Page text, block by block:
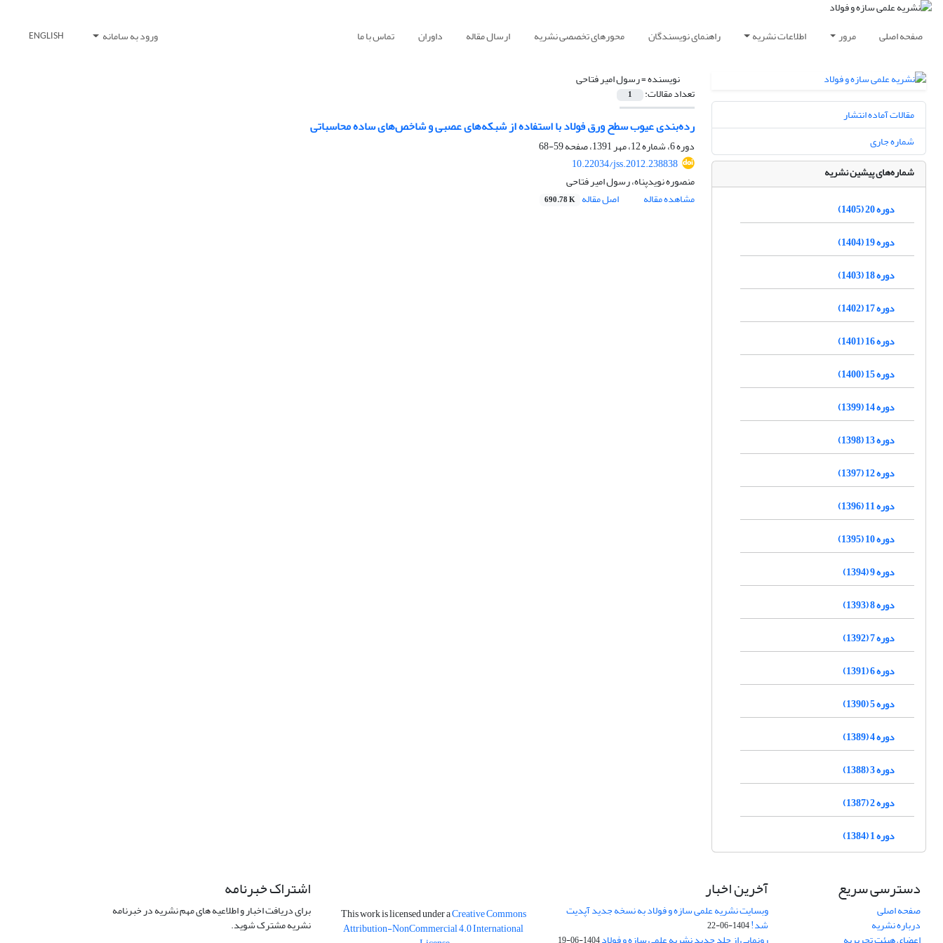
صفحه اصلی مرور اطلاعات نشریه راهنمای نویسندگان محورهای تخصصی نشریه ارسال مقاله داوران تماس با ما ورود به سامانه ENGLISH
نویسنده =رسول امیر فتاحی
تعداد مقالات: 1
رده‌بندی عیوب سطح ورق فولاد با استفاده از شبکه‌های عصبی و شاخص‌های ساده محاسباتی
دوره 6، شماره 12، مهر 1391، صفحه
59-68
10.22034/jss.2012.238838
منصوره نویدپناه، رسول امیر فتاحی
مشاهده مقاله
اصل مقاله 690.78 K
مقالات آماده انتشار
شماره جاری
شماره‌های پیشین نشریه
دوره 20 (1405)
دوره 19 (1404)
دوره 18 (1403)
دوره 17 (1402)
دوره 16 (1401)
دوره 15 (1400)
دوره 14 (1399)
دوره 13 (1398)
دوره 12 (1397)
دوره 11 (1396)
دوره 10 (1395)
دوره 9 (1394)
دوره 8 (1393)
دوره 7 (1392)
دوره 6 (1391)
دوره 5 (1390)
دوره 4 (1389)
دوره 3 (1388)
دوره 2 (1387)
دوره 1 (1384)
دسترسی سریع
صفحه اصلی
درباره نشریه
آخرین اخبار
وبسایت نشریه علمی سازه و فولاد به نسخه جدید آپدیت
شد!1404-06-22
This work is licensed under aCreative Commons
Attribution-NonCommercial 4.0 International
اشتراک خبرنامه
برای دریافت اخبار و اطلاعیه های مهم نشریه در خبرنامه
نشریه مشترک شوید.